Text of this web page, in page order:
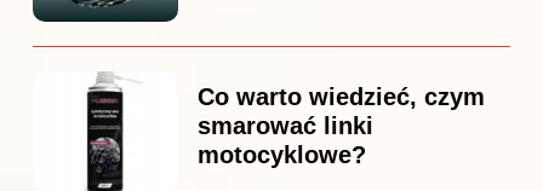
Co warto wiedzieć, czym
smarować linki
motocyklowe?